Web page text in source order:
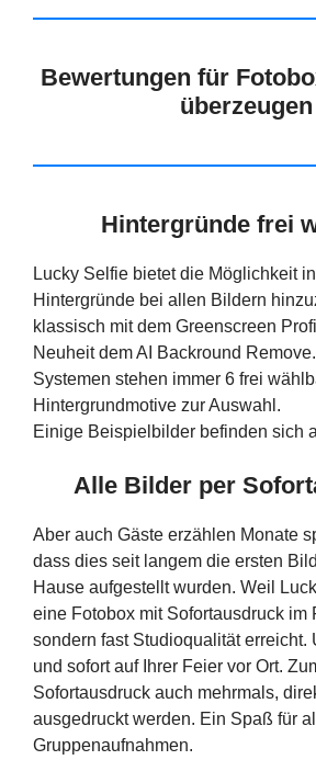
Bewertungen für
überzeugen
Hintergründe frei
Lucky Selfie bietet die Möglichkeit
Hintergründe bei allen Bildern
klassisch mit dem Greenscreen
Neuheit dem AI Backround
Systemen stehen immer 6 frei
Hintergrundmotive zur Auswahl.
Einige Beispielbilder befinden sich
Alle Bilder per
Aber auch Gäste erzählen Monate
dass dies seit langem die ersten
Hause aufgestellt wurden. Weil
eine Fotobox mit Sofortausdruck im
sondern fast Studioqualität erreicht.
und sofort auf Ihrer Feier vor Ort.
Sofortausdruck auch mehrmals,
ausgedruckt werden. Ein Spaß für
Gruppenaufnahmen.